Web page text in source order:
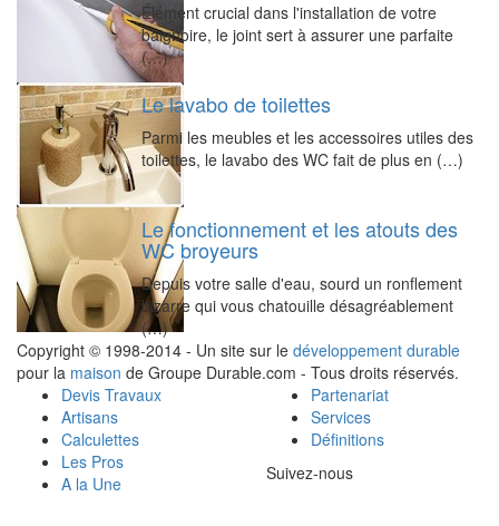
Élément crucial dans l'installation de votre
baignoire, le joint sert à assurer une parfaite
(…)
Le lavabo de toilettes
Parmi les meubles et les accessoires utiles des
toilettes, le lavabo des WC fait de plus en (…)
Le fonctionnement et les atouts des
WC broyeurs
Depuis votre salle d'eau, sourd un ronflement
bizarre qui vous chatouille désagréablement
(…)
Copyright © 1998-2014 - Un site sur le développement durable
pour la maison de Groupe Durable.com - Tous droits réservés.
Devis Travaux
Artisans
Calculettes
Les Pros
A la Une
Partenariat
Services
Définitions
Suivez-nous